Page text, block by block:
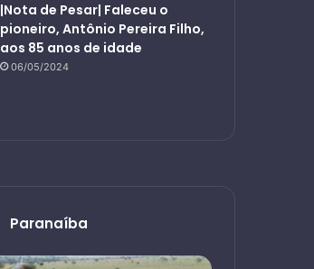
|Nota de Pesar| Faleceu o
pioneiro, Antônio Pereira Filho,
aos 85 anos de idade
06/05/2024
Paranaíba